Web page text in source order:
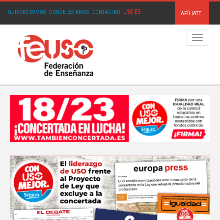
QUIÉNES SOMOS· DÓNDE ESTAMOS· CONTACTAR· USO.ES AFÍLIATE
Menú